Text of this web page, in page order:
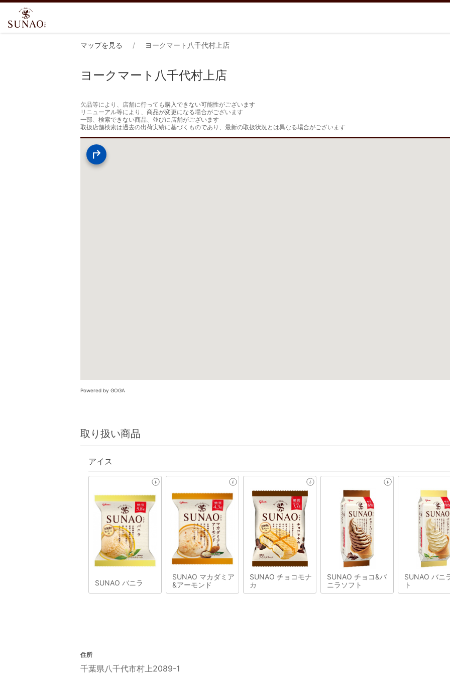
マップを見る ヨークマート八千代村上店
ヨークマート八千代村上店
欠品等により、店舗に行っても購入できない可能性がございます
リニューアル等により、商品が変更になる場合がございます
一部、検索できない商品、並びに店舗がございます
取扱店舗検索は過去の出荷実績に基づくものであり、最新の取扱状況とは異なる場合がございます
Powered by GOGA
取り扱い商品
アイス
SUNAO バニラ
SUNAO マカダミア
&アーモンド
SUNAO チョコモナ
カ
SUNAO チョコ&バ
ニラソフト
SUNAO バニ
ト
住所
千葉県八千代市村上2089-1